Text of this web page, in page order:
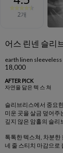
어스 린넨 슬리
earth linen sleeveless
18,000
AFTER PICK
자연을 닮은 텍 스 쳐
슬리브리스에서 중요
미운 곳을 살금 덮어주
깊지 않은 암홀의 슬리
톡톡한 텍스쳐, 차분한
네 줄 스티치 마감으로